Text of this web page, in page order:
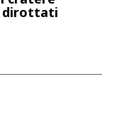
dirottati